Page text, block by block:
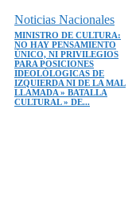
Noticias Nacionales
MINISTRO DE CULTURA:
NO HAY PENSAMIENTO
ÚNICO, NI PRIVILEGIOS
PARA POSICIONES
IDEOLÓLOGICAS DE
IZQUIERDA NI DE LA MAL
LLAMADA » BATALLA
CULTURAL » DE...